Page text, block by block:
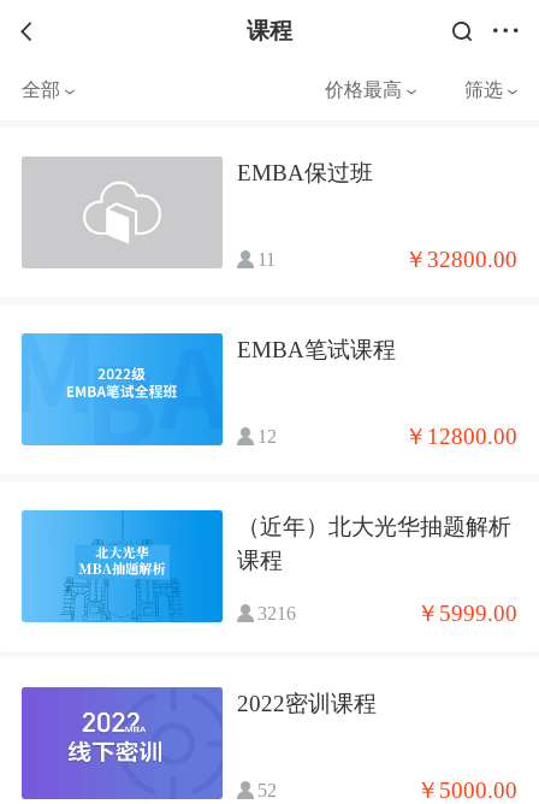
课程
全部 价格最高 筛选
EMBA保过班
11 ￥32800.00
EMBA笔试课程
12 ￥12800.00
（近年）北大光华抽题解析
课程
3216 ￥5999.00
2022密训课程
52 ￥5000.00